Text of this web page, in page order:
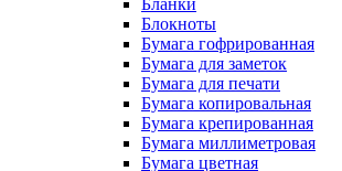
Бланки
Блокноты
Бумага гофрированная
Бумага для заметок
Бумага для печати
Бумага копировальная
Бумага крепированная
Бумага миллиметровая
Бумага цветная